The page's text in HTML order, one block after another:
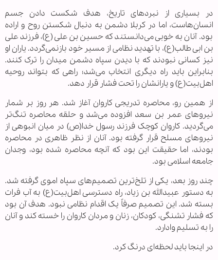
در بسیاری از نبردهای تاریخ، هدف شکست دادن جسم
انسان‌هاست، اما در کربلا دشمن به دنبال شکستن روح و اراده
بود. آنان به خوبی می‌دانستند که حسین بن علی(ع)، فرزند علی‌
بن ‌ابی ‌طالب(ع)، با تهدید نظامی از مسیر خود بازنمی‌گردد. یاران او
نیز کسانی نبودند که با دیدن سپاه دشمن میدان را ترک کنند.
بنابراین باید راه دیگری انتخاب می‌شد؛ راهی که بتواند روحیه
اهل‌بیت(ع) و یارانشان را تحت فشار قرار دهد.
از همین رو، محاصره تدریجی کاروان آغاز شد. هر روز بر شمار
نیروهای عمر بن سعد افزوده می‌شد و حلقه محاصره تنگ‌تر
می‌گردید. کاروان کوچک فرزند رسول خدا(ص) در میان انبوهی از
نیروهای مسلح قرار گرفته بود. آنان از نظر ظاهری در محاصره
بودند، اما حقیقت این بود که آنچه محاصره شده بود، وجدان
جامعه اسلامی بود.
چند روز بعد، یکی از تلخ‌ترین تصمیم‌های سپاه اموی گرفته شد.
به دستور عبیدالله بن زیاد، راه دسترسی اهل‌بیت(ع) به آب فرات
بسته شد. این تصمیم صرفاً یک اقدام نظامی نبود. هدف آن بود
که فشار تشنگی، کودکان، زنان و مردان کاروان را خسته کند و آنان
را به تسلیم وادارد.
در اینجا باید لحظه‌ای درنگ کرد.